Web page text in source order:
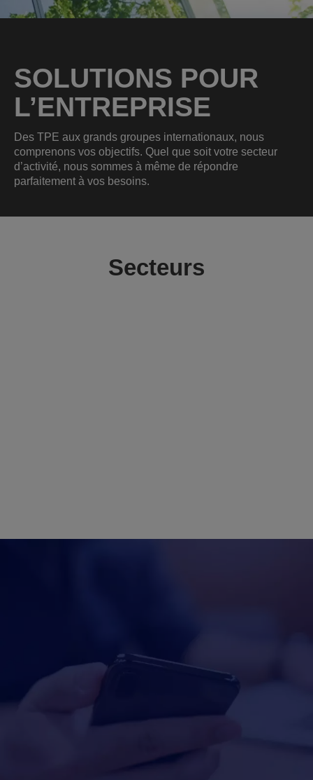
SOLUTIONS POUR
L’ENTREPRISE
Des TPE aux grands groupes internationaux, nous
comprenons vos objectifs. Quel que soit votre secteur
d’activité, nous sommes à même de répondre
parfaitement à vos besoins.
Secteurs